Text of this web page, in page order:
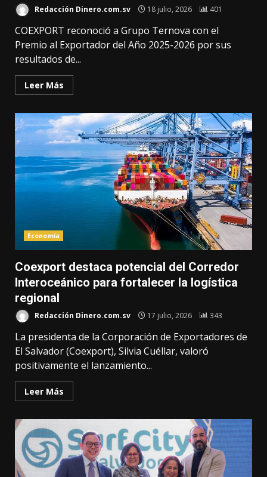
Redacción Dinero.com.sv 18 julio, 2026 401
COEXPORT reconoció a Grupo Ternova con el
Premio al Exportador del Año 2025-2026 por sus
resultados de...
Leer Más
Economía
Coexport destaca potencial del Corredor
Interoceánico para fortalecer la logística
regional
Redacción Dinero.com.sv 17 julio, 2026 343
La presidenta de la Corporación de Exportadores de
El Salvador (Coexport), Silvia Cuéllar, valoró
positivamente el lanzamiento...
Leer Más